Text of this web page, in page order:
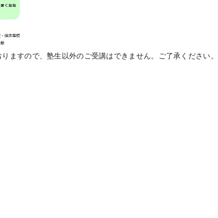
ますので、塾生以外のご受講はできません。ご了承ください。